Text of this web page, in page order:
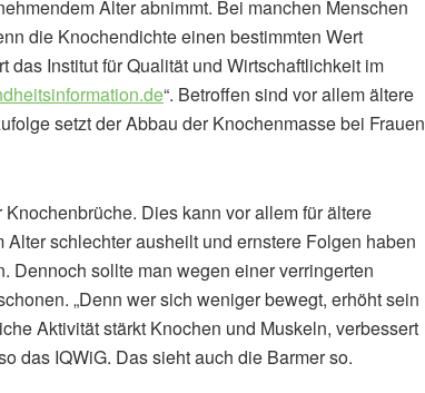
Alter abnimmt. Bei manchen Menschen
die Knochendichte einen bestimmten Wert
das Institut für Qualität und Wirtschaftlichkeit im
“. Betroffen sind vor allem ältere
setzt der Abbau der Knochenmasse bei Frauen
Dies kann vor allem für ältere
schlechter ausheilt und ernstere Folgen haben
Dennoch sollte man wegen einer verringerten
„Denn wer sich weniger bewegt, erhöht sein
Aktivität stärkt Knochen und Muskeln, verbessert
das IQWiG. Das sieht auch die Barmer so.